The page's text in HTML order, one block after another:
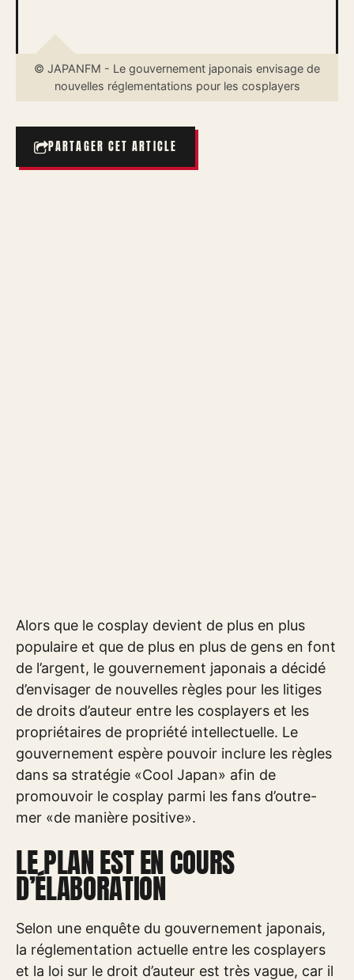
© JAPANFM - Le gouvernement japonais envisage de
nouvelles réglementations pour les cosplayers
PARTAGER CET ARTICLE
Alors que le cosplay devient de plus en plus
populaire et que de plus en plus de gens en font
de l’argent, le gouvernement japonais a décidé
d’envisager de nouvelles règles pour les litiges
de droits d’auteur entre les cosplayers et les
propriétaires de propriété intellectuelle. Le
gouvernement espère pouvoir inclure les règles
dans sa stratégie «Cool Japan» afin de
promouvoir le cosplay parmi les fans d’outre-
mer «de manière positive».
LE PLAN EST EN COURS
D’ÉLABORATION
Selon une enquête du gouvernement japonais,
la réglementation actuelle entre les cosplayers
et la loi sur le droit d’auteur est très vague, car il